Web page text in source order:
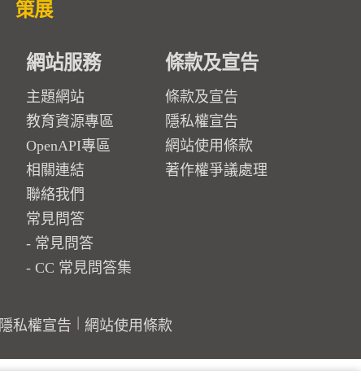
策展
網站服務
主題網站
教育資源專區
OpenAPI專區
相關連結
聯絡我們
常見問答
常見問答
CC 常見問答集
條款及宣告
條款及宣告
隱私權宣告
網站使用條款
著作權爭議處理
隱私權宣告 網站使用條款